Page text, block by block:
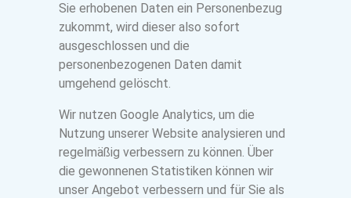
Sie erhobenen Daten ein Personenbezug
zukommt, wird dieser also sofort
ausgeschlossen und die
personenbezogenen Daten damit
umgehend gelöscht.
Wir nutzen Google Analytics, um die
Nutzung unserer Website analysieren und
regelmäßig verbessern zu können. Über
die gewonnenen Statistiken können wir
unser Angebot verbessern und für Sie als